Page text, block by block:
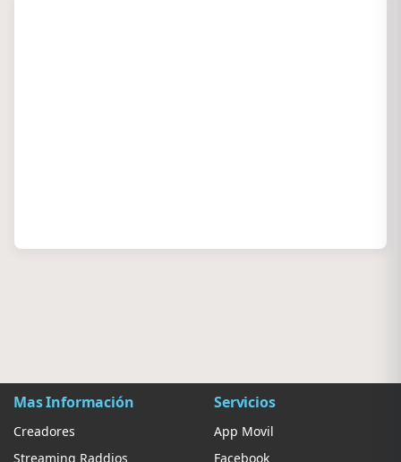
Mas Información
Creadores
Streaming Raddios
Servicios
App Movil
Facebook